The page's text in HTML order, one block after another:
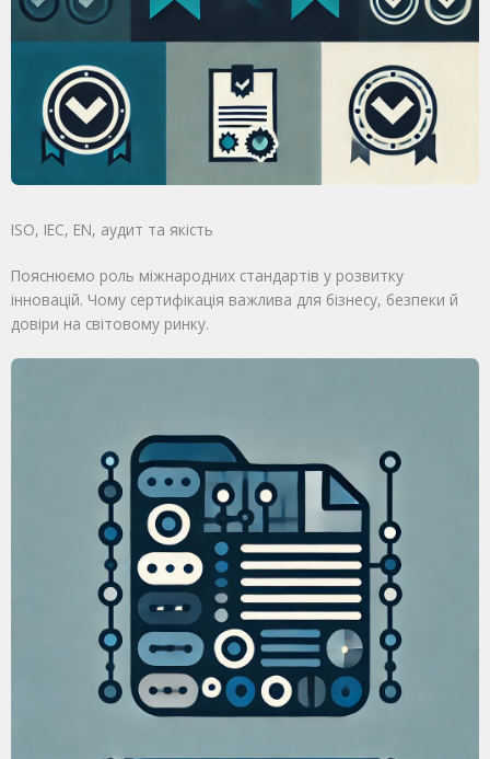
ISO, IEC, EN, аудит та якість
Пояснюємо роль міжнародних стандартів у розвитку
інновацій. Чому сертифікація важлива для бізнесу, безпеки й
довіри на світовому ринку.